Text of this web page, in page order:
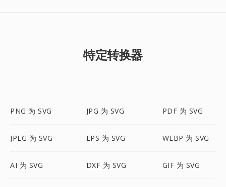
特定转换器
PNG 为 SVG JPG 为 SVG PDF 为 SVG
JPEG 为 SVG EPS 为 SVG WEBP 为 SVG
AI 为 SVG DXF 为 SVG GIF 为 SVG